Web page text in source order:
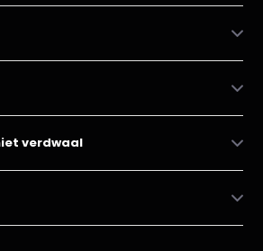
verdwaal